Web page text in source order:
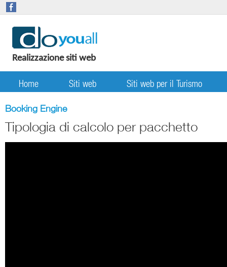
Realizzazione siti web
Home Siti web Siti web per il Turismo
Booking Engine
Tipologia di calcolo per pacchetto